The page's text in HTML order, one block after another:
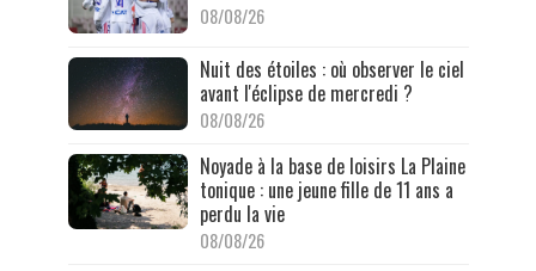
08/08/26
Nuit des étoiles : où observer le ciel
avant l'éclipse de mercredi ?
08/08/26
Noyade à la base de loisirs La Plaine
tonique : une jeune fille de 11 ans a
perdu la vie
08/08/26